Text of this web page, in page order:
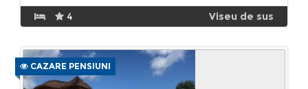
4 Viseu de sus
CAZARE PENSIUNI